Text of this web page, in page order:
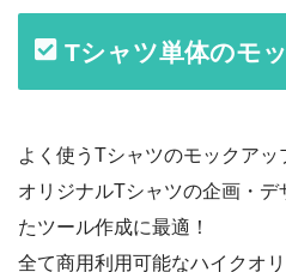
Tシャツ単体のモ
よく使うTシャツのモックアッ
オリジナルTシャツの企画・
たツール作成に最適！
全て商用利用可能なハイクオ